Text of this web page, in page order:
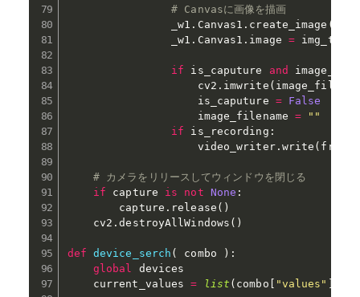
# Canvasに画像を描画
                _w1
. Canvas1 . create_image (
                _w1
. Canvas1 . image = img_tk
if is_caputure and
                    cv2
. imwrite (
                    is_caputure
=
False
                    image_filename
=
""
if is_recording :
                    video_writer
. write ( frame
# カメラをリリースしてウィンドウを閉じる
if capture is not None :
        capture
. release ( )
    cv2
.destroyAllWindows ( )
def device_serch ( combo ) :
global
devices
    current_values
= list ( combo "values"